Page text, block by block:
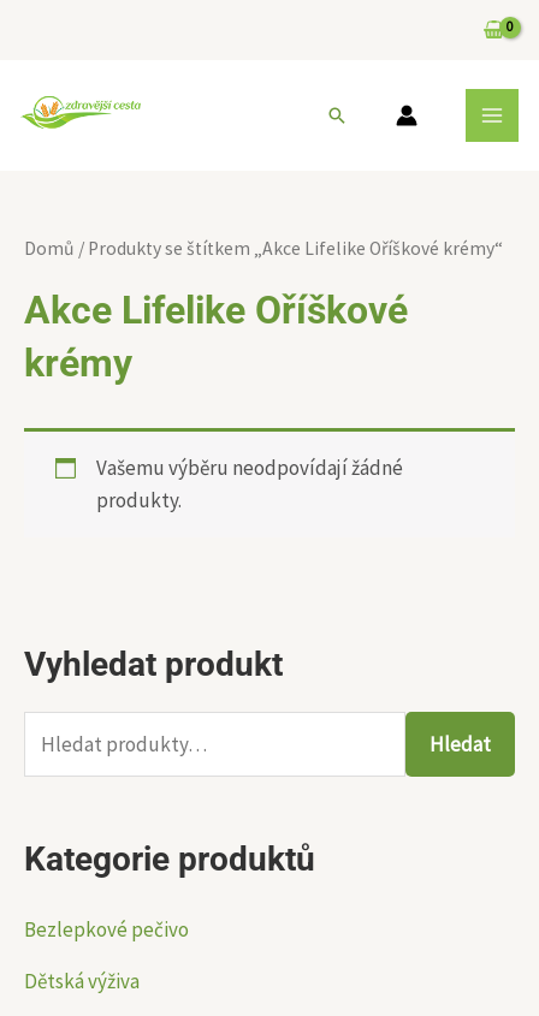
Hledat
Vyhledat produkt
H
d
t
Hledat
Kategorie produktů
Bezlepkové pečivo
Dětská výživa
Domů / Produkty se štítkem „Akce Lifelike Oříškové krémy“
Akce Lifelike Oříškové
krémy
Vašemu výběru neodpovídají žádné
produkty.